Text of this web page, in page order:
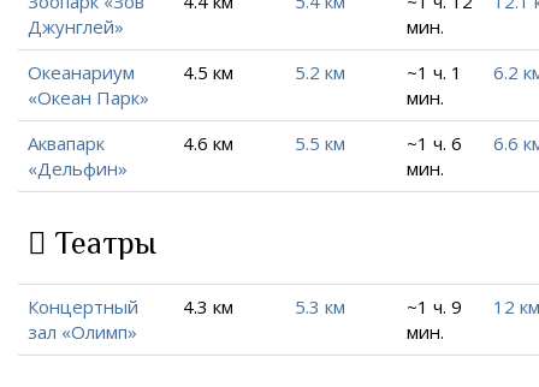
Джунглей»
мин.
Океанариум
«Океан Парк»
4.5 км 5.2 км
~1 ч. 1
мин.
6.2
Аквапарк
«Дельфин»
4.6 км 5.5 км
~1 ч. 6
мин.
6.6
Театры
Концертный
зал «Олимп»
4.3 км 5.3 км
~1 ч. 9
мин.
12 км